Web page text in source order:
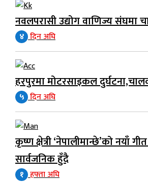
नवलपरासी उद्योग वाणिज्य संघमा
४ दिन अघि
हरपुरमा मोटरसाइकल
५ दिन अघि
कृष्ण क्षेत्री ‘नेपालीमान्छे’को नयाँ
सार्वजनिक हुँदै
१ हफ्ता अघि